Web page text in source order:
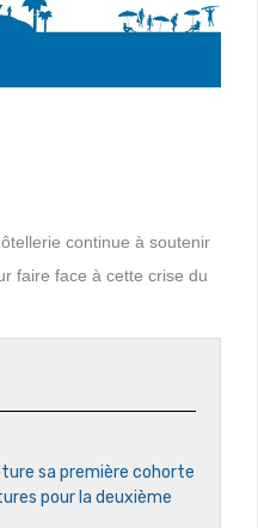
continue à soutenir
faire face à cette crise du
sa première cohorte
pour la deuxième